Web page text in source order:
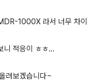
1000X 라서 너무 차이
니 적응이 ㅎㅎ...
려보겠습니다~